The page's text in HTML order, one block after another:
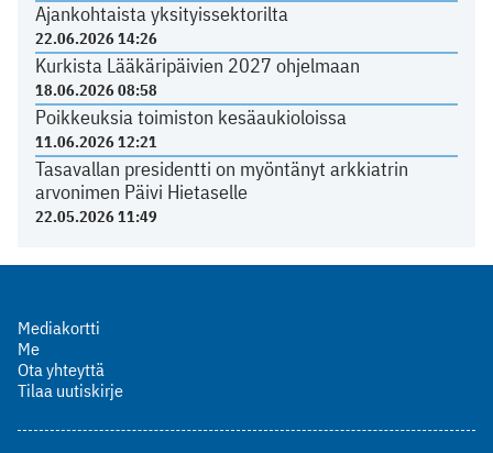
Ajankohtaista yksityissektorilta
22.06.2026 14:26
Kurkista Lääkäripäivien 2027 ohjelmaan
18.06.2026 08:58
Poikkeuksia toimiston kesäaukioloissa
11.06.2026 12:21
Tasavallan presidentti on myöntänyt arkkiatrin
arvonimen Päivi Hietaselle
22.05.2026 11:49
Mediakortti
Me
Ota yhteyttä
Tilaa uutiskirje